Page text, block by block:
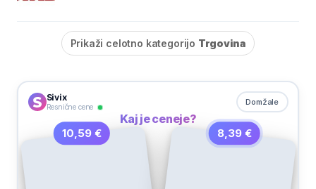
Prikaži celotno kategorijo Trgovina
Sivix
Resnične cene
Domžale
Kaj je ceneje?
10,59 € 8,39 €